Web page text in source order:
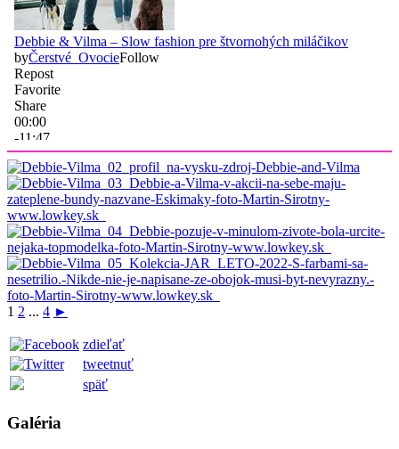
1 2 ... 4 ►
zdieľať
tweetnuť
späť
Galéria